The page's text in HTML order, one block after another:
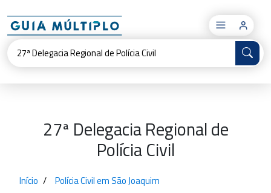
×
27ª Delegacia Regional de
Polícia Civil
Início
Polícia Civil em São Joaquim